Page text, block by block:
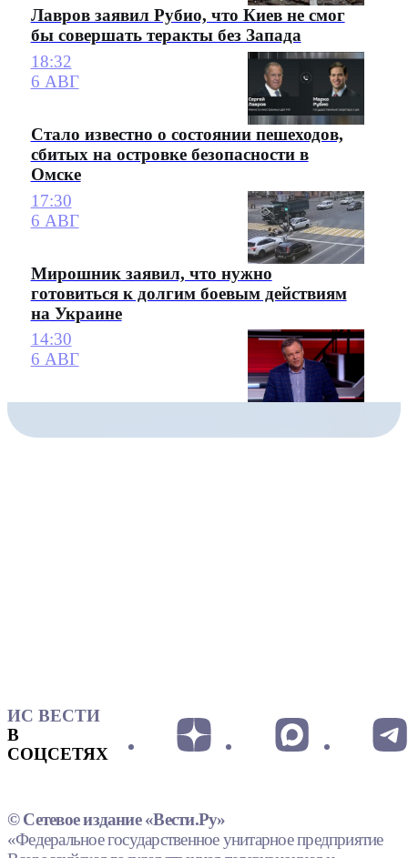
Лавров заявил Рубио, что Киев не смог
бы совершать теракты без Запада
18:32
6 АВГ
Стало известно о состоянии пешеходов,
сбитых на островке безопасности в
Омске
17:30
6 АВГ
Мирошник заявил, что нужно
готовиться к долгим боевым действиям
на Украине
14:30
6 АВГ
ИС ВЕСТИ
В
СОЦСЕТЯХ
© Сетевое издание «Вести.Ру»
«Федеральное государственное унитарное предприятие